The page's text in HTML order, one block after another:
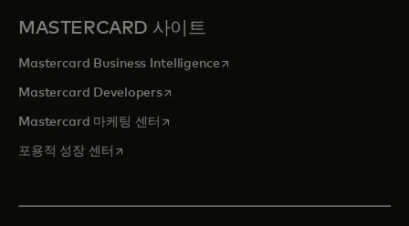
MASTERCARD 사이트
Mastercard Business Intelligence새 탭에서 열림
Mastercard Developers새 탭에서 열림
Mastercard 마케팅 센터 새 탭에서 열림
포용적 성장 센터 새 탭에서 열림